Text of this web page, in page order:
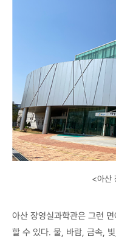
<아산
아산 장영실과학관은 그런
할 수 있다. 물, 바람, 금속,